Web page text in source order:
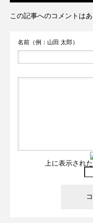
この記事へのコメントはあ
名前（例：山田 太郎）
上に表示され